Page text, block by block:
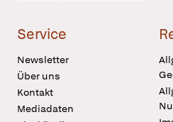
Service
Newsletter
Über uns
Kontakt
Mediadaten